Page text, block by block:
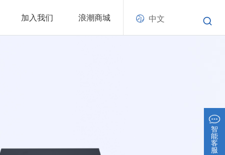
加入我们 浪潮商城 中文
智
能
客
服